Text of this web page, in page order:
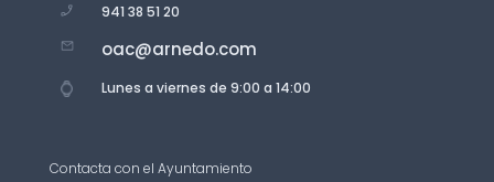
941 38 51 20
oac@arnedo.com
Lunes a viernes de 9:00 a 14:00
Contacta con el Ayuntamiento